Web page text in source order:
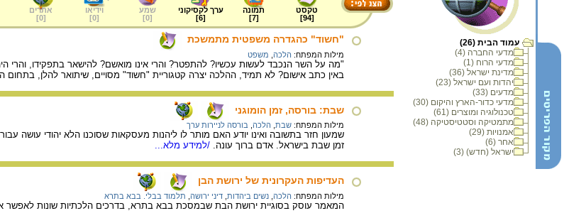
עמוד הבית (26)
מדעי החברה (4)
מדעי הרוח (1)
מדינת ישראל (36)
יהדות ועם ישראל (23)
מדעים (33)
מדעי כדור-הארץ והיקום (30)
טכנולוגיה ומוצרים (61)
מתמטיקה וסטטיסטיקה (48)
אמנויות (29)
אחר (6)
ישראל (חדש) (3)
טקסט
[
94
]
תמונה
[
7
]
ערך לקסיקוני
[
6
]
שמע
[
0
]
וידיאו
[
0
]
אתרים
[
0
]
"חשוד" כהגדרה משפטית מתמשכת
מילות המפתח: הלכה משפט
"מה על השר הנכבד לעשות עכשיו? להתפטר? והרי אינו מואשם? להישאר בתפקידו,
באין כתב אישום? לא תמיד, ההלכה יצרה קטגוריית "חשוד" מסויים, שיתואר להלן, בתחום
שבת: בורסה, זמן הומוגני
מילות המפתח: שבת הלכה בורסה לניירות ערך
שמעון חזר בתשובה ואינו יודע האם מותר לו ליהנות מעסקאות שסוכנו הלא יהודי עושה
זמן שבת בישראל. אדם ברוך עונה. /למידע מלא...
העדיפות העקרונית של ירושת הבן
מילות המפתח: הלכה נשים ביהדות דיני ירושה תלמוד בבלי. בבא בתרא
המאמר עוסק בסוגיית ירושת הבת שבמסכת בבא בתרא, בדרכים הלכתיות שונות לאפשר